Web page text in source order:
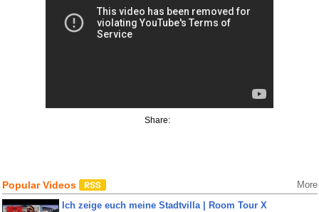
Share:
Popular Videos More
Ich zeige euch meine Stadtvilla | Room Tour X